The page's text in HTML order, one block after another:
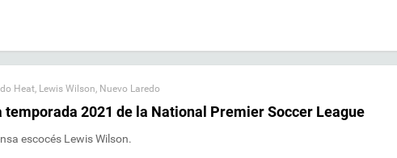
Heat, Lewis Wilson, Nuevo Laredo
2021 de la National Premier Soccer League
escocés Lewis Wilson.